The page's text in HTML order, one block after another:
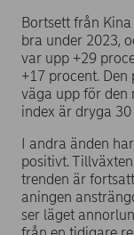
Bortsett från
bra under 2023,
var upp +29
+17 procent.
väga upp för den
index är dryga
I andra änden
positivt.
trenden är
aningen
ser läget